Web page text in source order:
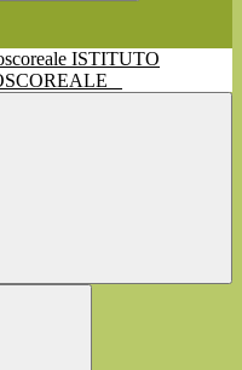
ISTITUTO